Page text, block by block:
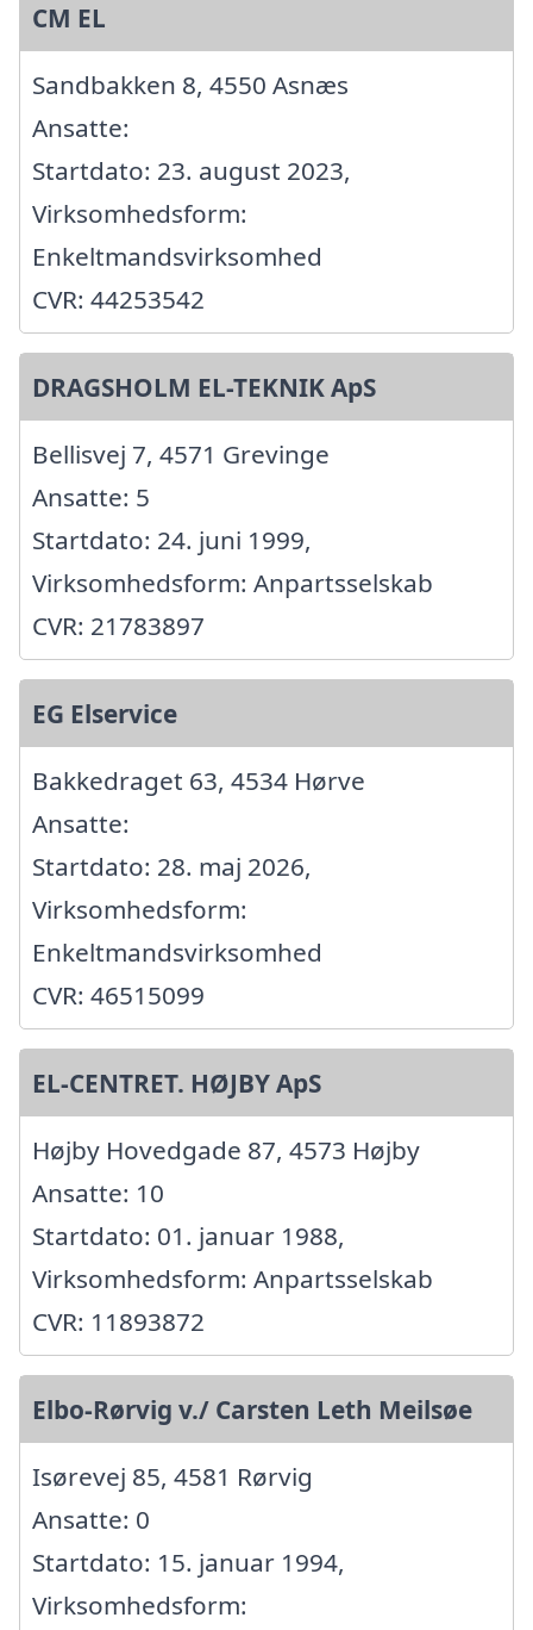
CM EL
Sandbakken 8, 4550 Asnæs
Ansatte:
Startdato: 23. august 2023,
Virksomhedsform:
Enkeltmandsvirksomhed
CVR: 44253542
DRAGSHOLM EL-TEKNIK ApS
Bellisvej 7, 4571 Grevinge
Ansatte: 5
Startdato: 24. juni 1999,
Virksomhedsform: Anpartsselskab
CVR: 21783897
EG Elservice
Bakkedraget 63, 4534 Hørve
Ansatte:
Startdato: 28. maj 2026,
Virksomhedsform:
Enkeltmandsvirksomhed
CVR: 46515099
EL-CENTRET. HØJBY ApS
Højby Hovedgade 87, 4573 Højby
Ansatte: 10
Startdato: 01. januar 1988,
Virksomhedsform: Anpartsselskab
CVR: 11893872
Elbo-Rørvig v./ Carsten Leth Meilsøe
Isørevej 85, 4581 Rørvig
Ansatte: 0
Startdato: 15. januar 1994,
Virksomhedsform: